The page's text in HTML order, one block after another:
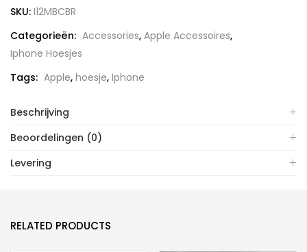
Bruin
aantal
SKU: I12MBCBR
Categorieën: Accessories, Apple Accessoires,
Iphone Hoesjes
Tags: Apple, hoesje, Iphone
Beschrijving
Beoordelingen (0)
Levering
RELATED PRODUCTS